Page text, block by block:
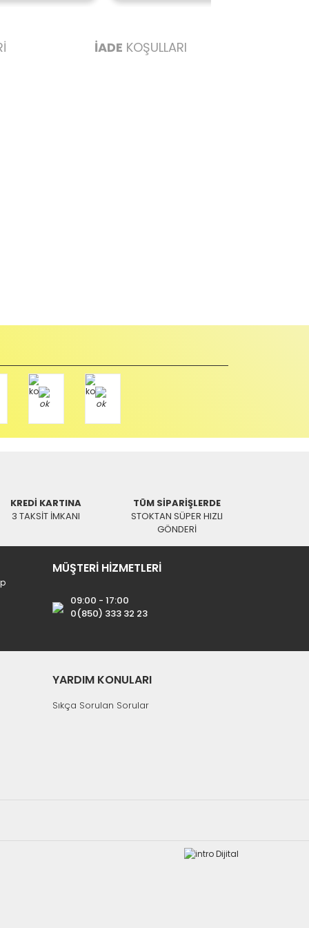
İADE KOŞULLARI
KREDİ KARTINA
3 TAKSİT İMKANI
TÜM SİPARİŞLERDE
STOKTAN SÜPER HIZLI
GÖNDERİ
MÜŞTERİ HİZMETLERİ
09:00 - 17:00
0(850) 333 32 23
YARDIM KONULARI
Sıkça Sorulan Sorular